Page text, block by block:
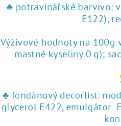
♣ potravinářské barvivo:
E122),
Výživové hodnoty na 100g
mastné kyseliny 0 g);
♣ fondánový decorlist:
glycerol E422, emulgátor